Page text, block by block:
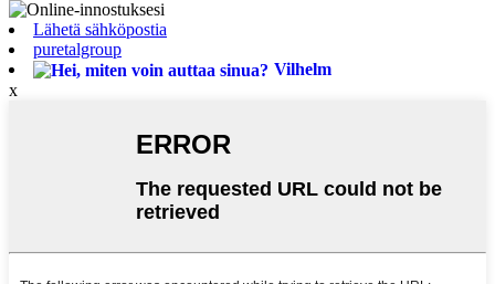
Lähetä sähköpostia
puretalgroup
Vilhelm
x